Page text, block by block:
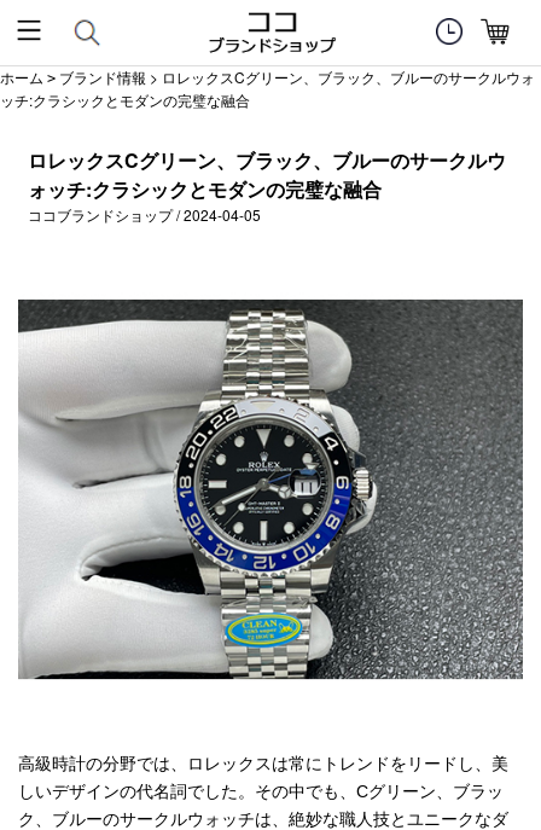
ホーム > ブランド情報 > ロレックスCグリーン、ブラック、ブルーのサークルウォ
ッチ:クラシックとモダンの完璧な融合
ロレックスCグリーン、ブラック、ブルーのサークルウ
ォッチ:クラシックとモダンの完璧な融合
ココブランドショップ / 2024-04-05
高級時計の分野では、ロレックスは常にトレンドをリードし、美
しいデザインの代名詞でした。その中でも、Cグリーン、ブラッ
ク、ブルーのサークルウォッチは、絶妙な職人技とユニークなダ